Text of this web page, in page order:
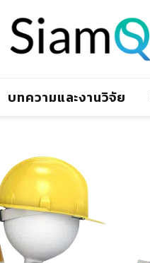
บทความและงานวิจัย